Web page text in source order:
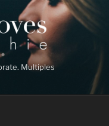
Multiples